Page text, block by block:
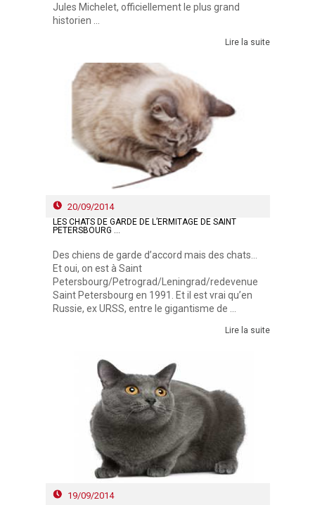
Jules Michelet, officiellement le plus grand
historien ...
Lire la suite
20/09/2014
LES CHATS DE GARDE DE L’ERMITAGE DE SAINT
PETERSBOURG ...
Des chiens de garde d’accord mais des chats…
Et oui, on est à Saint
Petersbourg/Petrograd/Leningrad/redevenue
Saint Petersbourg en 1991. Et il est vrai qu’en
Russie, ex URSS, entre le gigantisme de ...
Lire la suite
19/09/2014